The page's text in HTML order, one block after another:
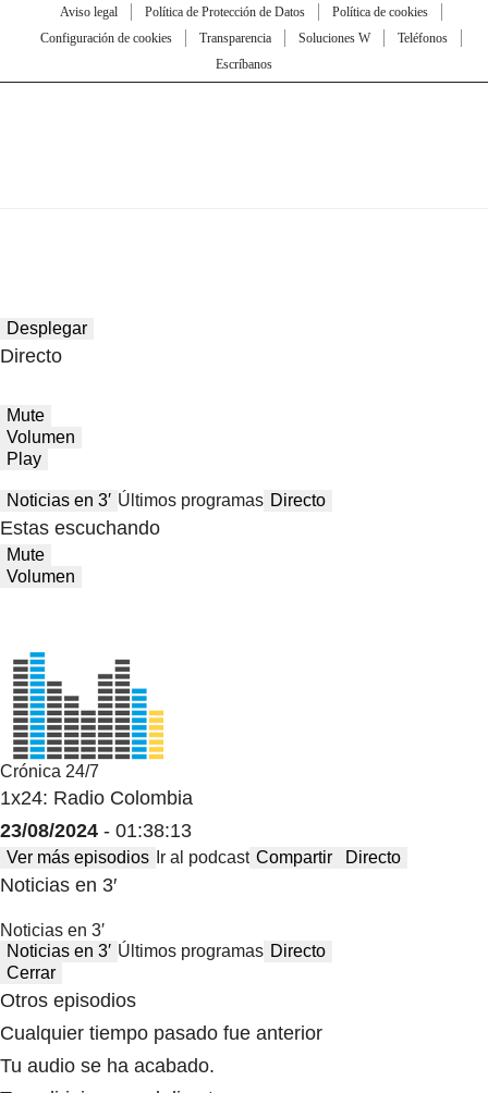
Aviso legal Política de Protección de Datos
Política de cookies
Configuración de cookies
Transparencia Soluciones W
Teléfonos
Escríbanos
Desplegar
Directo
Mute
Volumen
Play
Noticias en 3′ Últimos programas Directo
Estas escuchando
Mute
Volumen
Crónica 24/7
1x24: Radio Colombia
23/08/2024 - 01:38:13
Ver más episodios Ir al podcast Compartir Directo
Noticias en 3′
Noticias en 3′
Noticias en 3′ Últimos programas Directo
Cerrar
Otros episodios
Cualquier tiempo pasado fue anterior
Tu audio se ha acabado.